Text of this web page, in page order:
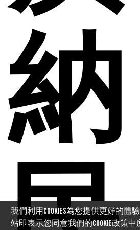
納
我們利用cookies為您提供更好的體
站即表示您同意我們的Cookie政策中